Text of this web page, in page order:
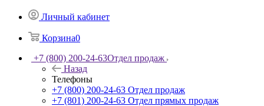
Личный кабинет
Корзина0
+7 (800) 200-24-63Отдел продаж
Назад
Телефоны
+7 (800) 200-24-63 Отдел продаж
+7 (801) 200-24-63 Отдел прямых продаж